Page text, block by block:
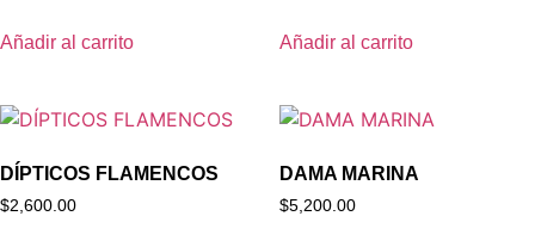
Añadir al carrito Añadir al carrito
DÍPTICOS FLAMENCOS
$2,600.00
DAMA MARINA
$5,200.00